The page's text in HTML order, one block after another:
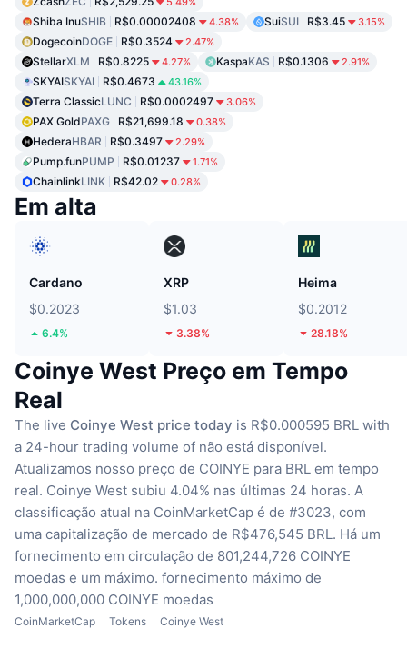
Shiba InuSHIB R$0.00002408 4.38% SuiSUI R$3.45 3.15%
DogecoinDOGE R$0.3524 2.47%
StellarXLM R$0.8225 4.27% KaspaKAS R$0.1306 2.91%
SKYAISKYAI R$0.4673 43.16%
Terra ClassicLUNC R$0.0002497 3.06%
PAX GoldPAXG R$21,699.18 0.38%
HederaHBAR R$0.3497 2.29%
Pump.funPUMP R$0.01237 1.71%
ChainlinkLINK R$42.02 0.28%
Em alta
Cardano
$0.2023
6.4%
XRP
$1.03
3.38%
Heima
$0.2012
28.18%
Coinye West Preço em Tempo
Real
The live Coinye West price today is R$0.000595 BRL with
a 24-hour trading volume of não está disponível.
Atualizamos nosso preço de COINYE para BRL em tempo
real. Coinye West subiu 4.04% nas últimas 24 horas. A
classificação atual na CoinMarketCap é de #3023, com
uma capitalização de mercado de R$476,545 BRL. Há um
fornecimento em circulação de 801,244,726 COINYE
moedas e um máximo. fornecimento máximo de
1,000,000,000 COINYE moedas
CoinMarketCap Tokens Coinye West